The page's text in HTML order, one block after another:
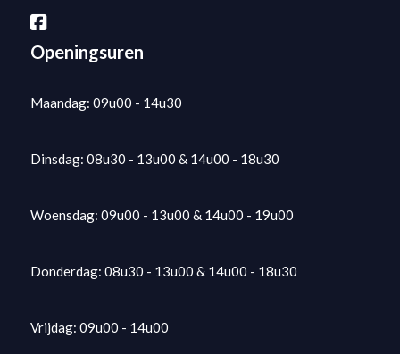
Openingsuren
Maandag: 09u00 - 14u30
Dinsdag: 08u30 - 13u00 & 14u00 - 18u30
Woensdag: 09u00 - 13u00 & 14u00 - 19u00
Donderdag: 08u30 - 13u00 & 14u00 - 18u30
Vrijdag: 09u00 - 14u00